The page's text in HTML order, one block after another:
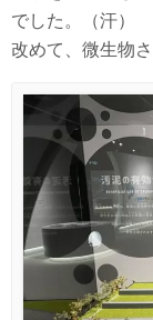
でした。（汗）
改めて、微生物さ